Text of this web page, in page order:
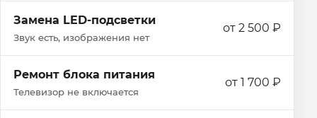
Замена LED-подсветки
Звук есть, изображения нет
от 2 500 ₽
Ремонт блока питания
Телевизор не включается
от 1 700 ₽